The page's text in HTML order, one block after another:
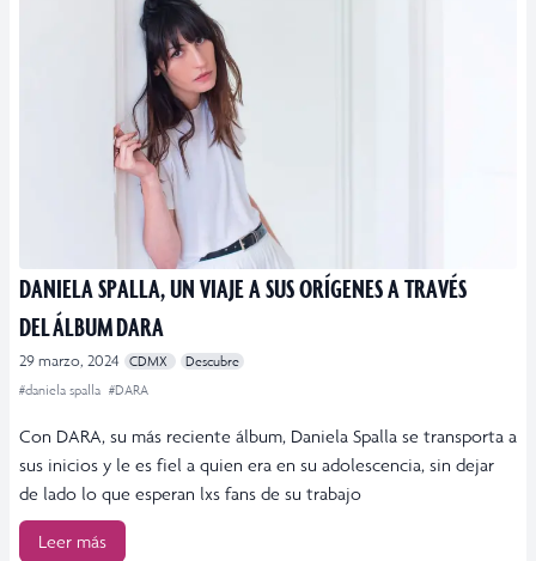
DANIELA SPALLA, UN VIAJE A SUS ORÍGENES A TRAVÉS
DEL ÁLBUM DARA
29 marzo, 2024 CDMX
Descubre
#daniela spalla #DARA
Con DARA, su más reciente álbum, Daniela Spalla se transporta a
sus inicios y le es fiel a quien era en su adolescencia, sin dejar
de lado lo que esperan lxs fans de su trabajo
Leer más